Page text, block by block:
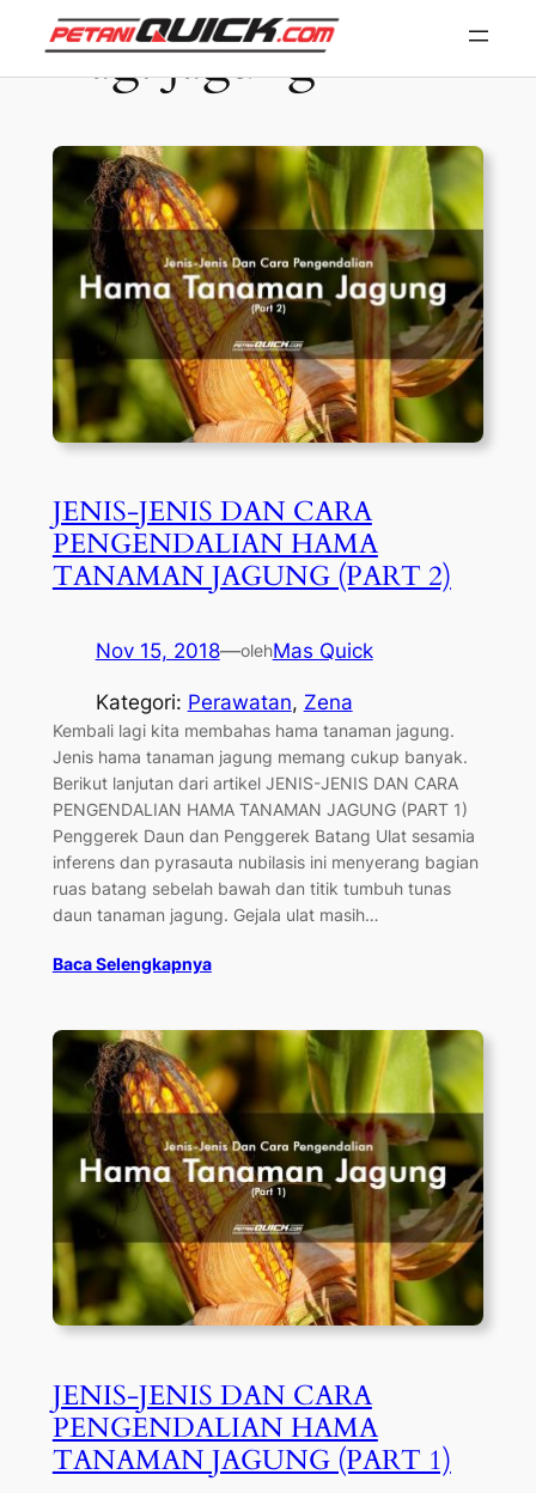
Tag:jagung
JENIS-JENIS DAN CARA
PENGENDALIAN HAMA
TANAMAN JAGUNG (PART 2)
Nov 15, 2018—olehMas Quick
Kategori: Perawatan, Zena
Kembali lagi kita membahas hama tanaman jagung.
Jenis hama tanaman jagung memang cukup banyak.
Berikut lanjutan dari artikel JENIS-JENIS DAN CARA
PENGENDALIAN HAMA TANAMAN JAGUNG (PART 1)
Penggerek Daun dan Penggerek Batang Ulat sesamia
inferens dan pyrasauta nubilasis ini menyerang bagian
ruas batang sebelah bawah dan titik tumbuh tunas
daun tanaman jagung. Gejala ulat masih…
Baca Selengkapnya
JENIS-JENIS DAN CARA
PENGENDALIAN HAMA
TANAMAN JAGUNG (PART 1)